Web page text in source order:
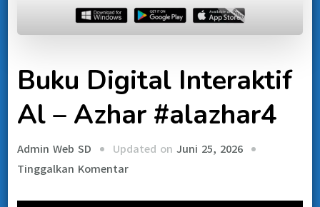
Buku Digital Interaktif
Al – Azhar #alazhar4
Admin Web SD Updated on Juni 25, 2026
Tinggalkan Komentar